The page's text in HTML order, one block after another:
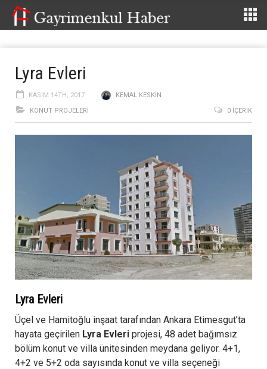
Lyra Evleri
KASIM 14TH, 2017
KEMAL KESKIN
KONUT PROJELERI
0 İÇERIK
Lyra Evleri
Üçel ve Hamitoğlu inşaat tarafından Ankara Etimesgut’ta
hayata geçirilen Lyra Evleri projesi, 48 adet bağımsız
bölüm konut ve villa ünitesinden meydana geliyor. 4+1,
4+2 ve 5+2 oda sayısında konut ve villa seçeneği